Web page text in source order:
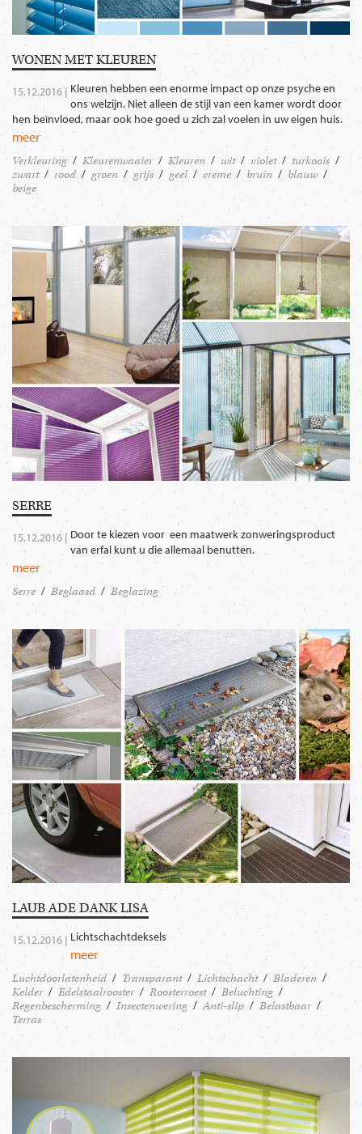
WONEN MET KLEUREN
15.12.2016 | Kleuren hebben een enorme impact op onze psyche en
ons welzijn. Niet alleen de stijl van een kamer wordt door
hen beïnvloed, maar ook hoe goed u zich zal voelen in uw eigen huis.
meer
Verkleuring Kleurenwaaier Kleuren wit violet
turkoois
zwart
rood groen grijs geel creme bruin
blauw
beige
SERRE
15.12.2016 | Door te kiezen voor een maatwerk zonweringsproduct
van erfal kunt u die allemaal benutten.
meer
Serre Beglaasd Beglazing
LAUB ADE DANK LISA
15.12.2016 | Lichtschachtdeksels
meer
Luchtdoorlatenheid Transparant Lichtschacht
Bladeren
Kelder
Edelstaalrooster Roosterroest
Beluchting
Regenbescherming
Insectenwering Anti-slip
Belastbaar
Terras